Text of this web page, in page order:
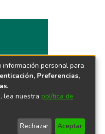
información personal para
Preferencias,
.
lea nuestra política de
Rechazar Aceptar